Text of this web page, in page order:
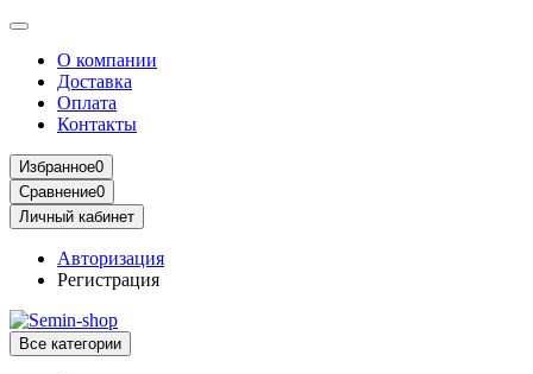
О компании
Доставка
Оплата
Контакты
Избранное0
Сравнение0
Личный кабинет
Авторизация
Регистрация
Все категории